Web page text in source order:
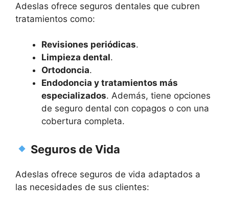
Adeslas ofrece seguros dentales que cubren
tratamientos como:
Revisiones periódicas.
Limpieza dental.
Ortodoncia.
Endodoncia y tratamientos más
especializados. Además, tiene opciones
de seguro dental con copagos o con una
cobertura completa.
Seguros de Vida
Adeslas ofrece seguros de vida adaptados a
las necesidades de sus clientes: